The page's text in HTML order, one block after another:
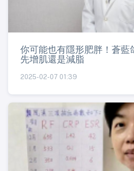
你可能也有隱形肥胖！蒼藍
先增肌還是減脂
2025-02-07 01:39